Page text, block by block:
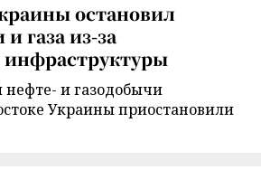
остановил
газа из-за
и газодобычи
Украины приостановили